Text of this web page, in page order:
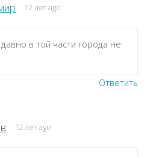
12 лет ago
в той части города не
Ответить
12 лет ago